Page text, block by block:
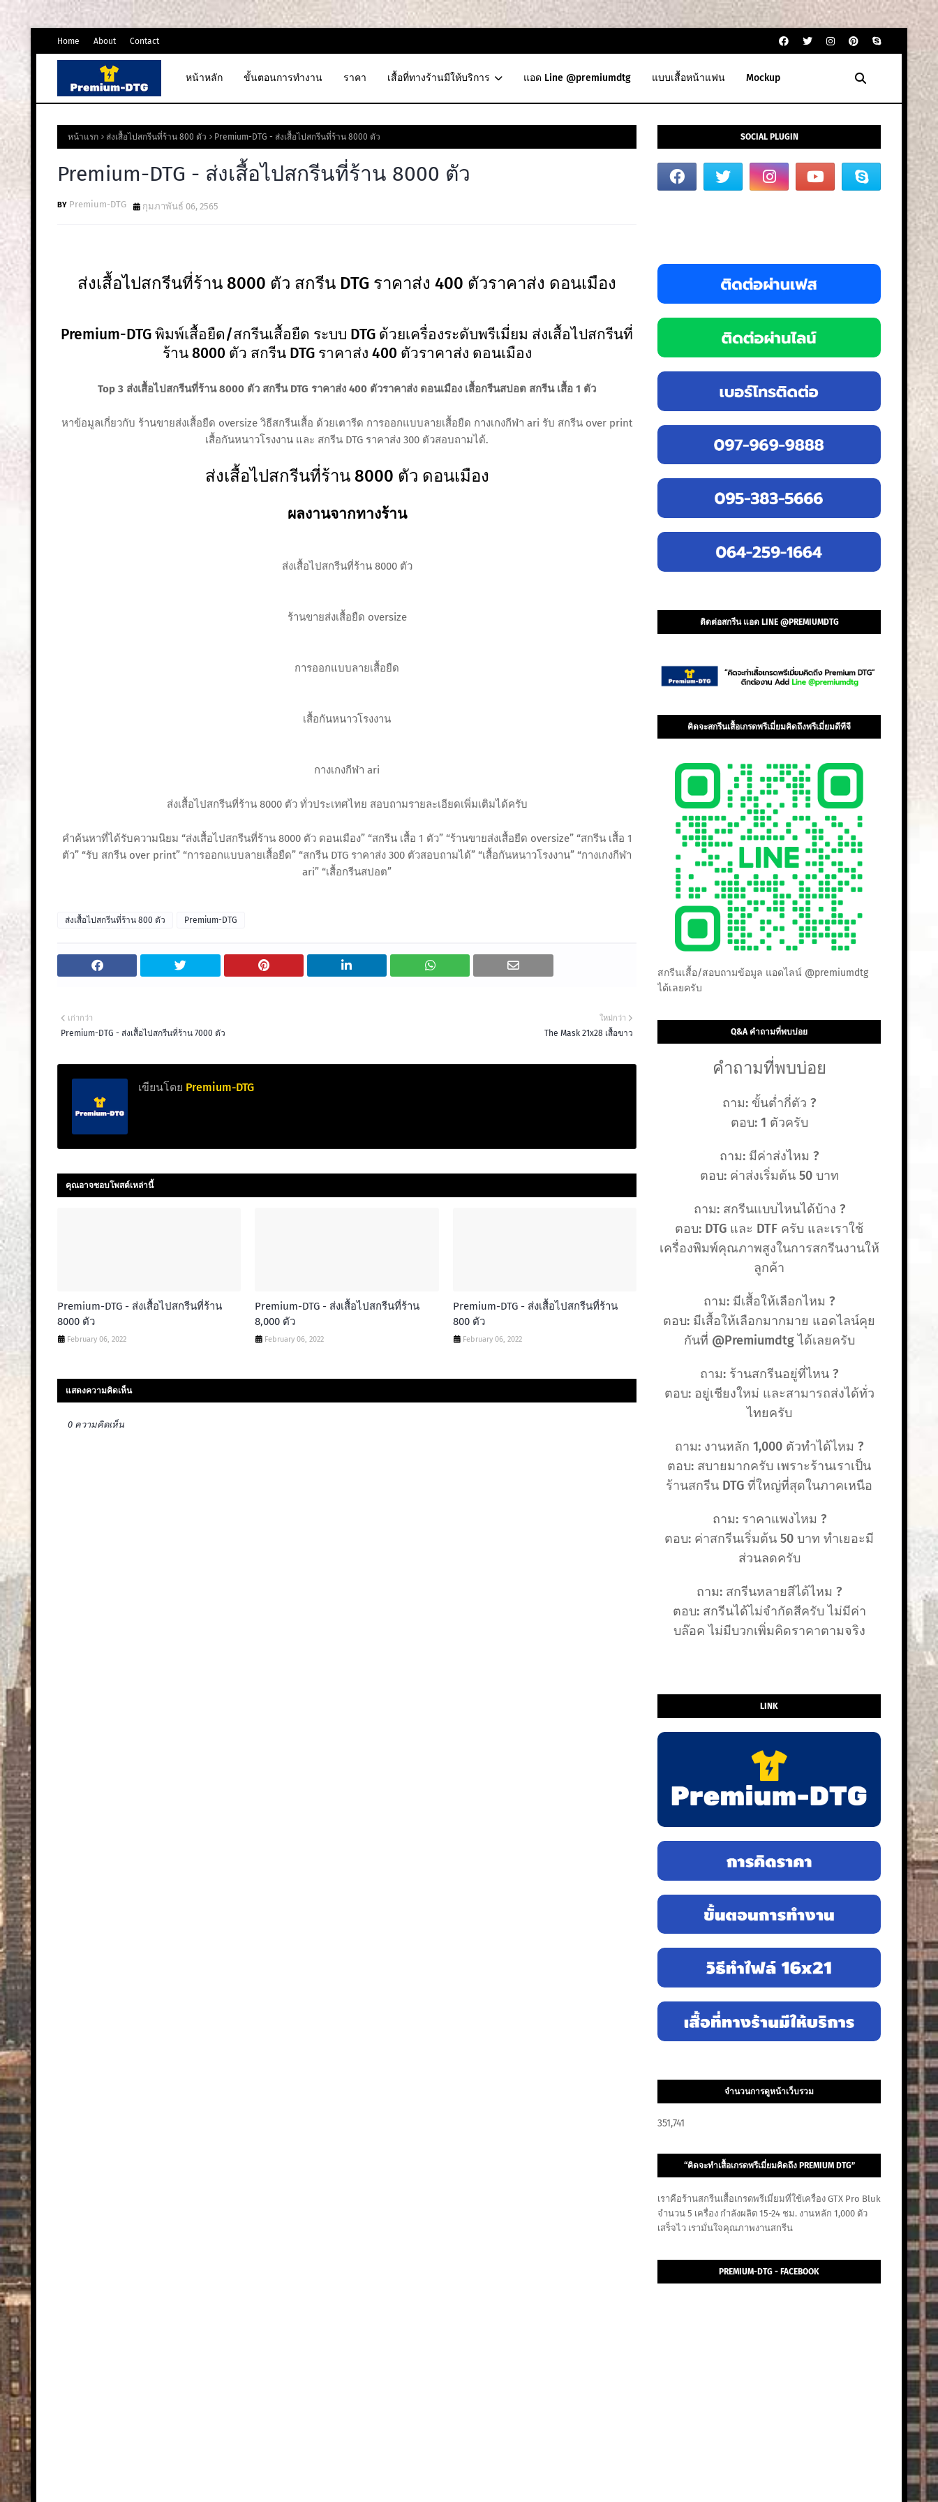
Home About Contact
หน้าหลัก ขั้นตอนการทำงาน ราคา เสื้อที่ทางร้านมีให้บริการ แอด Line @premiumdtg แบบเสื้อหน้าแฟน Mockup
หน้าแรก ส่งเสื้อไปสกรีนที่ร้าน 800 ตัว Premium-DTG - ส่งเสื้อไปสกรีนที่ร้าน 8000 ตัว
Premium-DTG - ส่งเสื้อไปสกรีนที่ร้าน 8000 ตัว
Premium-DTG กุมภาพันธ์ 06, 2565
ส่งเสื้อไปสกรีนที่ร้าน 8000 ตัว สกรีน DTG ราคาส่ง 400 ตัวราคาส่ง ดอนเมือง
Premium-DTG พิมพ์เสื้อยืด/สกรีนเสื้อยืด ระบบ DTG ด้วยเครื่องระดับพรีเมี่ยม ส่งเสื้อไปสกรีนที่
ร้าน 8000 ตัว สกรีน DTG ราคาส่ง 400 ตัวราคาส่ง ดอนเมือง
Top 3 ส่งเสื้อไปสกรีนที่ร้าน 8000 ตัว สกรีน DTG ราคาส่ง 400 ตัวราคาส่ง ดอนเมือง เสื้อกรีนสปอต สกรีน เสื้อ 1 ตัว
หาข้อมูลเกี่ยวกับ ร้านขายส่งเสื้อยืด oversize วิธีสกรีนเสื้อ ด้วยเตารีด การออกแบบลายเสื้อยืด กางเกงกีฬา ari รับ สกรีน over print
เสื้อกันหนาวโรงงาน และ สกรีน DTG ราคาส่ง 300 ตัวสอบถามได้.
ส่งเสื้อไปสกรีนที่ร้าน 8000 ตัว ดอนเมือง
ผลงานจากทางร้าน
ส่งเสื้อไปสกรีนที่ร้าน 8000 ตัว
ร้านขายส่งเสื้อยืด oversize
การออกแบบลายเสื้อยืด
เสื้อกันหนาวโรงงาน
กางเกงกีฬา ari
ส่งเสื้อไปสกรีนที่ร้าน 8000 ตัว ทั่วประเทศไทย สอบถามรายละเอียดเพิ่มเติมได้ครับ
คำค้นหาที่ได้รับความนิยม “ส่งเสื้อไปสกรีนที่ร้าน 8000 ตัว ดอนเมือง” “สกรีน เสื้อ 1 ตัว” “ร้านขายส่งเสื้อยืด oversize” “สกรีน เสื้อ 1
ตัว” “รับ สกรีน over print” “การออกแบบลายเสื้อยืด” “สกรีน DTG ราคาส่ง 300 ตัวสอบถามได้” “เสื้อกันหนาวโรงงาน” “กางเกงกีฬา
ari” “เสื้อกรีนสปอต”
ส่งเสื้อไปสกรีนที่ร้าน 800 ตัว Premium-DTG
ใหม่กว่า
The Mask 21x28 เสื้อขาว
เก่ากว่า
Premium-DTG - ส่งเสื้อไปสกรีนที่ร้าน 7000 ตัว
เขียนโดย Premium-DTG
คุณอาจชอบโพสต์เหล่านี้
Premium-DTG - ส่งเสื้อไปสกรีนที่ร้าน
8000 ตัว
February 06, 2022
Premium-DTG - ส่งเสื้อไปสกรีนที่ร้าน
8,000 ตัว
February 06, 2022
Premium-DTG - ส่งเสื้อไปสกรีนที่ร้าน
800 ตัว
February 06, 2022
แสดงความคิดเห็น
0 ความคิดเห็น
SOCIAL PLUGIN
ติดต่อสกรีน แอด LINE @PREMIUMDTG
คิดจะสกรีนเสื้อเกรดพรีเมี่ยมคิดถึงพรีเมี่ยมดีทีจี
สกรีนเสื้อ/สอบถามข้อมูล แอดไลน์ @premiumdtg
ได้เลยครับ
Q&A คำถามที่พบบ่อย
คำถามที่พบบ่อย
ถาม: ขั้นต่ำกี่ตัว ?
ตอบ: 1 ตัวครับ
ถาม: มีค่าส่งไหม ?
ตอบ: ค่าส่งเริ่มต้น 50 บาท
ถาม: สกรีนแบบไหนได้บ้าง ?
ตอบ: DTG และ DTF ครับ และเราใช้
เครื่องพิมพ์คุณภาพสูงในการสกรีนงานให้
ลูกค้า
ถาม: มีเสื้อให้เลือกไหม ?
ตอบ: มีเสื้อให้เลือกมากมาย แอดไลน์คุย
กันที่ @Premiumdtg ได้เลยครับ
ถาม: ร้านสกรีนอยู่ที่ไหน ?
ตอบ: อยู่เชียงใหม่ และสามารถส่งได้ทั่ว
ไทยครับ
ถาม: งานหลัก 1,000 ตัวทำได้ไหม ?
ตอบ: สบายมากครับ เพราะร้านเราเป็น
ร้านสกรีน DTG ที่ใหญ่ที่สุดในภาคเหนือ
ถาม: ราคาแพงไหม ?
ตอบ: ค่าสกรีนเริ่มต้น 50 บาท ทำเยอะมี
ส่วนลดครับ
ถาม: สกรีนหลายสีได้ไหม ?
ตอบ: สกรีนได้ไม่จำกัดสีครับ ไม่มีค่า
บล๊อค ไม่มีบวกเพิ่มคิดราคาตามจริง
LINK
จำนวนการดูหน้าเว็บรวม
351,741
“คิดจะทำเสื้อเกรดพรีเมี่ยมคิดถึง PREMIUM DTG”
เราคือร้านสกรีนเสื้อเกรดพรีเมี่ยมที่ใช้เครื่อง GTX Pro Bluk
จำนวน 5 เครื่อง กำลังผลิต 15-24 ชม. งานหลัก 1,000 ตัว
เสร็จไว เรามั่นใจคุณภาพงานสกรีน
PREMIUM-DTG - FACEBOOK